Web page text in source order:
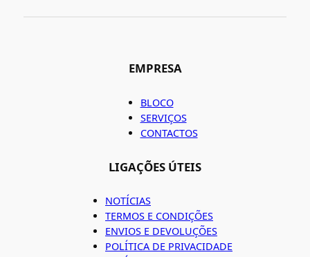
EMPRESA
BLOCO
SERVIÇOS
CONTACTOS
LIGAÇÕES ÚTEIS
NOTÍCIAS
TERMOS E CONDIÇÕES
ENVIOS E DEVOLUÇÕES
POLÍTICA DE PRIVACIDADE